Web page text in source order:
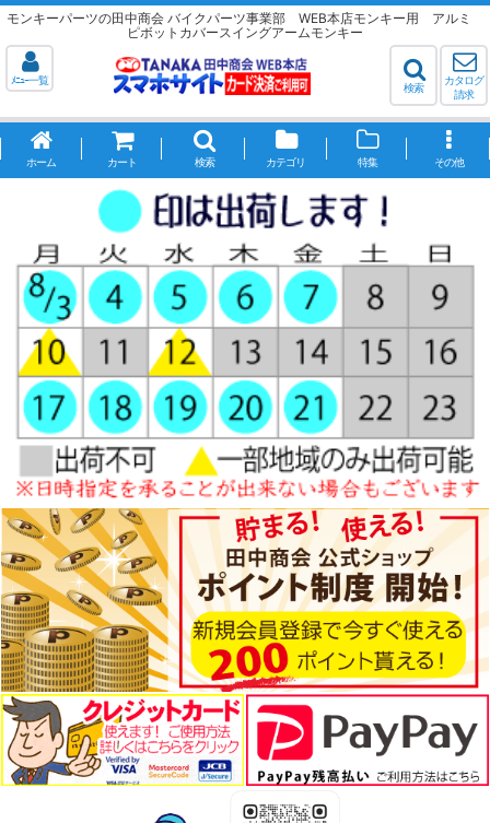
モンキーパーツの田中商会 バイクパーツ事業部 WEB本店モンキー用 アルミ
ピボットカバースイングアームモンキー
ﾒﾆｭｰ一覧
検索
カタログ
請求
ホーム カート 検索 カテゴリ 特集 その他